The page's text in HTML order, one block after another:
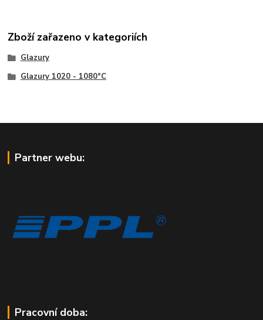
Zboží zařazeno v kategoriích
Glazury
Glazury 1020 - 1080°C
Partner webu:
Pracovní doba: